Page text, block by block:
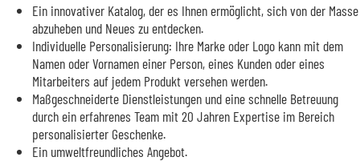
Ein innovativer Katalog, der es Ihnen ermöglicht, sich von der Masse
abzuheben und Neues zu entdecken.
Individuelle Personalisierung: Ihre Marke oder Logo kann mit dem
Namen oder Vornamen einer Person, eines Kunden oder eines
Mitarbeiters auf jedem Produkt versehen werden.
Maßgeschneiderte Dienstleistungen und eine schnelle Betreuung
durch ein erfahrenes Team mit 20 Jahren Expertise im Bereich
personalisierter Geschenke.
Ein umweltfreundliches Angebot.